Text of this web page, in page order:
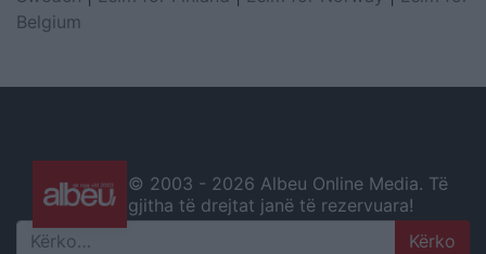
Belgium
© 2003 - 2026 Albeu Online Media. Të
gjitha të drejtat janë të rezervuara!